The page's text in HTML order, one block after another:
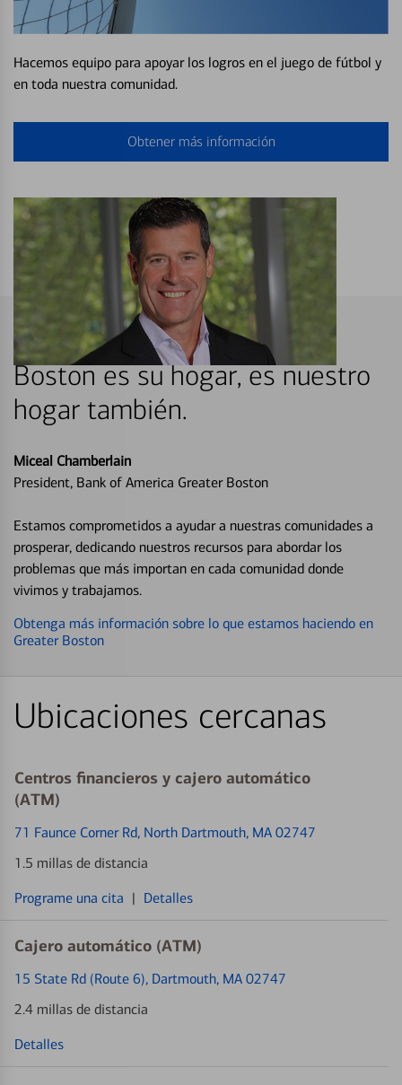
Hacemos equipo para apoyar los logros en el juego de fútbol y
en toda nuestra comunidad.
Obtener más información
Boston es su hogar, es nuestro
hogar también.
Miceal Chamberlain
President, Bank of America Greater Boston
Estamos comprometidos a ayudar a nuestras comunidades a
prosperar, dedicando nuestros recursos para abordar los
problemas que más importan en cada comunidad donde
vivimos y trabajamos.
Obtenga más información sobre lo que estamos haciendo en
Greater Boston
Ubicaciones cercanas
Centros financieros y cajero automático
(ATM)
71 Faunce Corner Rd, North Dartmouth, MA 02747
1.5 millas de distancia
Programe una cita | Detalles
Cajero automático (ATM)
15 State Rd (Route 6), Dartmouth, MA 02747
2.4 millas de distancia
Detalles